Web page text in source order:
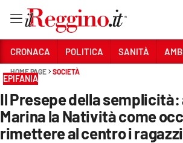
Sezioni
CRONACA
POLITICA
CRONACA POLITICA SANITÀ
HOME PAGE SOCIETÀ
EPIFANIA
Il Presepe della semplicità:
Marina la Natività come
rimettere al centro i